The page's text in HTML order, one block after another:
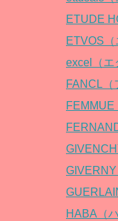
ETUDE
ETVOS（
excel（エ
FANCL（
FEMMUE
GIVERNY
HABA（